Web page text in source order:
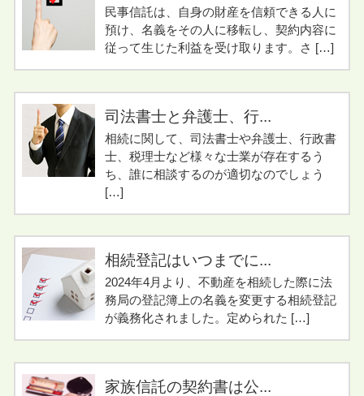
民事信託は、自身の財産を信頼できる人に
預け、名義をその人に移転し、契約内容に
従って生じた利益を受け取ります。さ […]
司法書士と弁護士、行...
相続に関して、司法書士や弁護士、行政書
士、税理士など様々な士業が存在するう
ち、誰に相談するのが適切なのでしょう
[…]
相続登記はいつまでに...
2024年4月より、不動産を相続した際に法
務局の登記簿上の名義を変更する相続登記
が義務化されました。定められた […]
家族信託の契約書は公...